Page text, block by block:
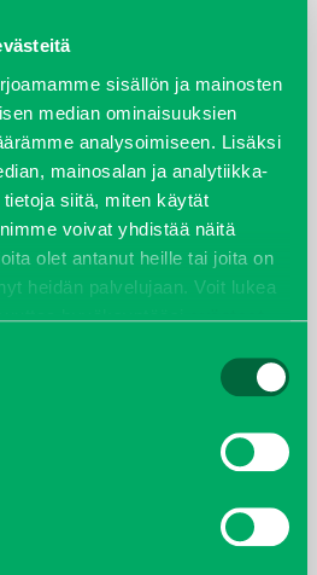
sisällön ja mainosten
median ominaisuuksien
analysoimiseen. Lisäksi
mainosalan ja analytiikka-
siitä, miten käytät
voivat yhdistää näitä
olet antanut heille tai joita on
heidän palvelujaan. Voit lukea
hyväksyntääsievästeet